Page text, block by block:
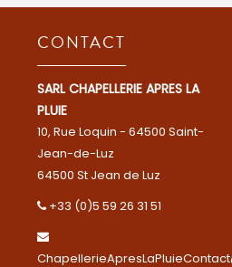
CONTACT
SARL CHAPELLERIE APRES LA
PLUIE
10, Rue Loquin - 64500 Saint-
Jean-de-Luz
64500 St Jean de Luz
+33 (0)5 59 26 31 51